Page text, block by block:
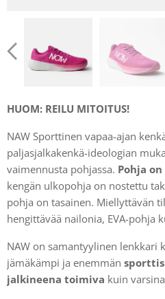
HUOM: REILU MITOITUS!
NAW Sporttinen vapaa-ajan
paljasjalkakenkä-ideologian
vaimennusta pohjassa. Pohja
kengän ulkopohja on nostettu
pohja on tasainen. Miellyttävän
hengittävää nailonia, EVA-pohja
NAW on samantyylinen lenkkari
jämäkämpi ja enemmän
jalkineena toimiva kuin